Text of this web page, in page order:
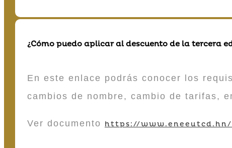
¿Cómo puedo aplicar al descuento de la tercera
En este enlace podrás conocer los
cambios de nombre, cambio de tarifas,
Ver documento https://